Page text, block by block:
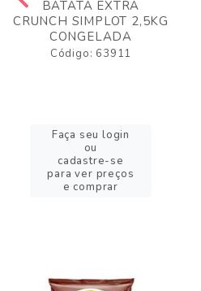
BATATA EXTRA
CRUNCH SIMPLOT 2,5KG
CONGELADA
Código: 63911
Faça seu login
ou
cadastre-se
para ver preços
e comprar